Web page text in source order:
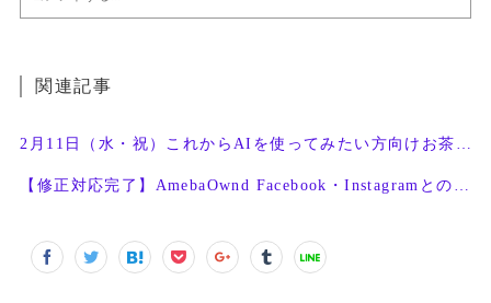
関連記事
2月11日（水・祝）これからAIを使ってみたい方向けお茶会開催
【修正対応完了】AmebaOwnd Facebook・Instagramとの連携機能